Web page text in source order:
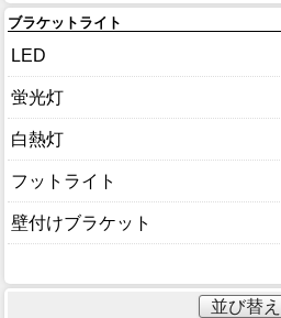
ブラケットライト
LED
蛍光灯
白熱灯
フットライト
壁付けブラケット
並び替え